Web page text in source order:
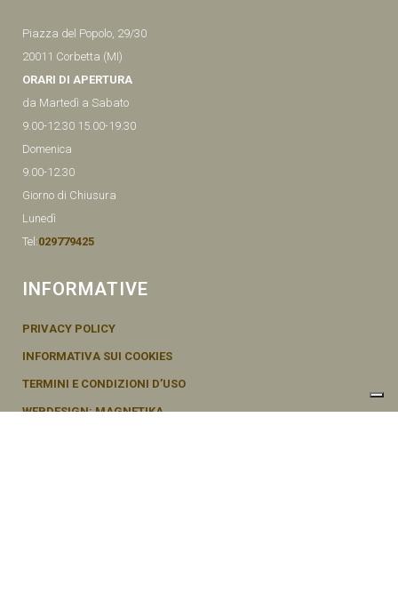
Piazza del Popolo, 29/30
20011 Corbetta (MI)
ORARI DI APERTURA
da Martedì a Sabato
9.00-12.30 15.00-19.30
Domenica
9.00-12.30
Giorno di Chiusura
Lunedì
Tel:029779425
INFORMATIVE
PRIVACY POLICY
INFORMATIVA SUI COOKIES
TERMINI E CONDIZIONI D’USO
WEBDESIGN: MAGNETIKA